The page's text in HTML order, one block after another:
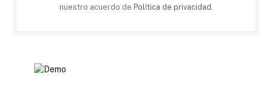
nuestro acuerdo de Política de privacidad .